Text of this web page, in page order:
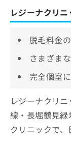
レジーナクリ
脱毛料金
さまざま
完全個室
レジーナクリ
線・長堀鶴見
クリニックで、